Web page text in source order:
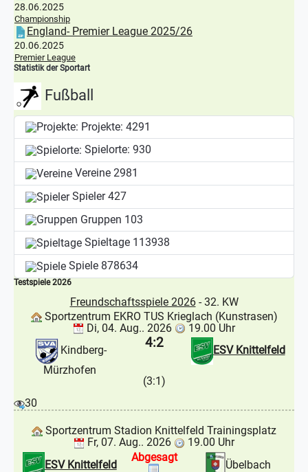
28.06.2025
Championship
England- Premier League 2025/26
20.06.2025
Premier League
Statistik der Sportart
Fußball
Projekte: 4291
Spielorte: 930
Vereine 2981
Spieler427
Gruppen 103
Spieltage 113938
Spiele 878634
Testspiele 2026
Freundschaftsspiele 2026- 32. KW
Sportzentrum EKRO TUS Krieglach (Kunstrasen)
Di, 04. Aug.. 2026
19.00 Uhr
Kindberg-
Mürzhofen
ESV Knittelfeld
4:2
(3:1)
30
Sportzentrum Stadion Knittelfeld Trainingsplatz
Fr, 07. Aug.. 2026
19.00 Uhr
ESV Knittelfeld
Übelbach
Abgesagt